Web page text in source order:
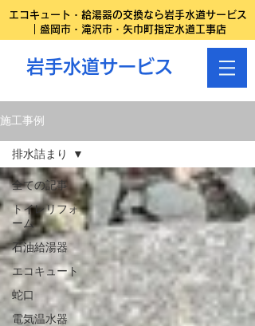
エコキュート・給湯器の交換なら岩手水道サービス
｜盛岡市・滝沢市・矢巾町指定水道工事店
岩手水道サービス
施工事例
全ての記事
トイレリフォ
ーム
石油給湯器
エコキュート
蛇口
電気温水器
排水詰まり